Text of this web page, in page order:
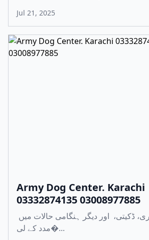
Jul 21, 2025
Army Dog Center. Karachi
03332874135 03008977885
مدد کے لی�...